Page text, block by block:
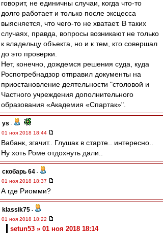
говорит, не единичны случаи, когда что-то
долго работает и только после эксцесса
выясняется, что чего-то не хватает. В таких
случаях, правда, вопросы возникают не только
к владельцу объекта, но и к тем, кто совершал
до это проверки.
Нет, конечно, дождемся решения суда, куда
Роспотребнадзор отправил документы на
приостановление деятельности "столовой и
Частного учреждения дополнительного
образования «Академия «Спартак»".
ys -
01 ноя 2018 18:44
Вабанк, згачит.. Глушак в старте.. интересно..
Ну хоть Роме отдохнуть дали..
скобарь 64 -
01 ноя 2018 18:37
А где Риомми?
klassik75 -
01 ноя 2018 18:22
setun53 » 01 ноя 2018 18:14